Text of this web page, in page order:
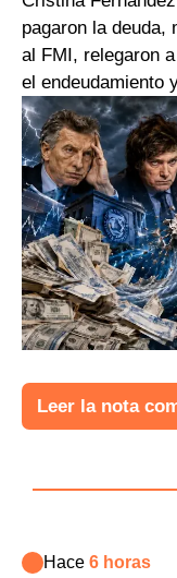
pagaron la
al FMI, relegaron
el endeudamiento
Leer la nota
Hace 6 horas